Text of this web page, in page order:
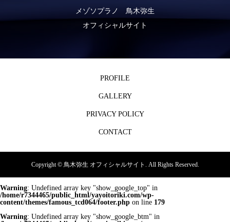
メゾソプラノ 鳥木弥生
オフィシャルサイト
PROFILE
GALLERY
PRIVACY POLICY
CONTACT
Copyright ©鳥木弥生 オフィシャルサイト. All Rights Reserved.
Warning: Undefined array key "show_google_top" in
/home/r7344465/public_html/yayoitoriki.com/wp-
content/themes/famous_tcd064/footer.php on line 179
Warning: Undefined array key "show_google_btm" in